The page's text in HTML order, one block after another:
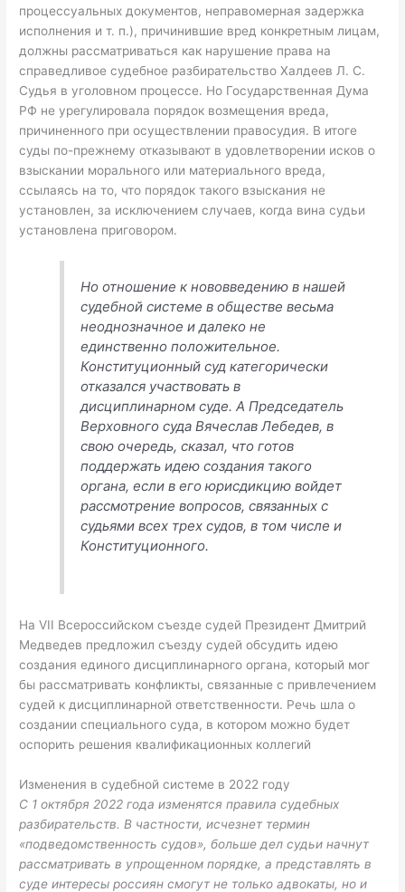
процессуальных документов, неправомерная задержка
исполнения и т. п.), причинившие вред конкретным лицам,
должны рассматриваться как нарушение права на
справедливое судебное разбирательство Халдеев Л. С.
Судья в уголовном процессе. Но Государственная Дума
РФ не урегулировала порядок возмещения вреда,
причиненного при осуществлении правосудия. В итоге
суды по-прежнему отказывают в удовлетворении исков о
взыскании морального или материального вреда,
ссылаясь на то, что порядок такого взыскания не
установлен, за исключением случаев, когда вина судьи
установлена приговором.
Но отношение к нововведению в нашей
судебной системе в обществе весьма
неоднозначное и далеко не
единственно положительное.
Конституционный суд категорически
отказался участвовать в
дисциплинарном суде. А Председатель
Верховного суда Вячеслав Лебедев, в
свою очередь, сказал, что готов
поддержать идею создания такого
органа, если в его юрисдикцию войдет
рассмотрение вопросов, связанных с
судьями всех трех судов, в том числе и
Конституционного.
На VII Всероссийском съезде судей Президент Дмитрий
Медведев предложил съезду судей обсудить идею
создания единого дисциплинарного органа, который мог
бы рассматривать конфликты, связанные с привлечением
судей к дисциплинарной ответственности. Речь шла о
создании специального суда, в котором можно будет
оспорить решения квалификационных коллегий
Изменения в судебной системе в 2022 году
С 1 октября 2022 года изменятся правила судебных
разбирательств. В частности, исчезнет термин
«подведомственность судов», больше дел судьи начнут
рассматривать в упрощенном порядке, а представлять в
суде интересы россиян смогут не только адвокаты, но и